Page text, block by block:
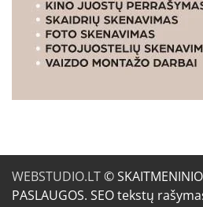
WEBSTUDIO.LT©
PASLAUGOS. SEO tekstų